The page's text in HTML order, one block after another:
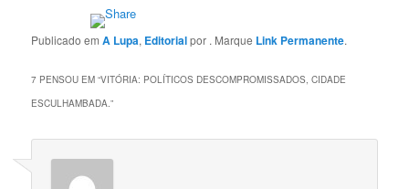
Publicado emA Lupa, Editorialpor . Marque Link Permanente.
7 PENSOU EM “VITÓRIA: POLÍTICOS DESCOMPROMISSADOS, CIDADE
ESCULHAMBADA.”